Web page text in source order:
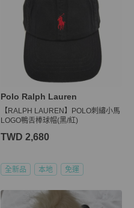
Polo Ralph Lauren
【RALPH LAUREN】POLO刺繡小馬
LOGO鴨舌棒球帽(黑/紅)
TWD 2,680
全新品 本地 免運